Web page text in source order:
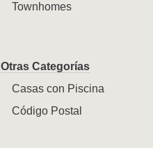
Townhomes
Otras Categorías
Casas con Piscina
Código Postal